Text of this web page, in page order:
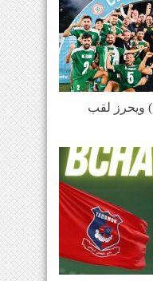
الأنصار يفوز على النجمة (1/2) ويحرز لقب